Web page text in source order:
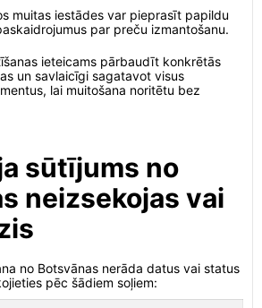
muitas iestādes var pieprasīt papildu
par preču izmantošanu.
ieteicams pārbaudīt konkrētās
un savlaicīgi sagatavot visus
lai muitošana noritētu bez
sūtījums no
neizsekojas vai
no Botsvānas nerāda datus vai status
pēc šādiem soļiem: